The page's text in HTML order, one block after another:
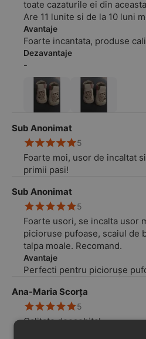
toate cazaturile ei din
Are 11 lunite si de la 10 luni
pantofiorii comandati de aici.
siguranta
Avantaje
Foarte incantata, produse
Dezavantaje
-
Sub Anonimat
5
Foarte moi, usor de incaltat
primii pasi!
Sub Anonimat
5
Foarte usori, se incalta usor
picioruse pufoase, scaiul de
talpa moale. Recomand.
Avantaje
Perfecti pentru piciorușe
Ana-Maria Scorța
5
Calitate deosebita!